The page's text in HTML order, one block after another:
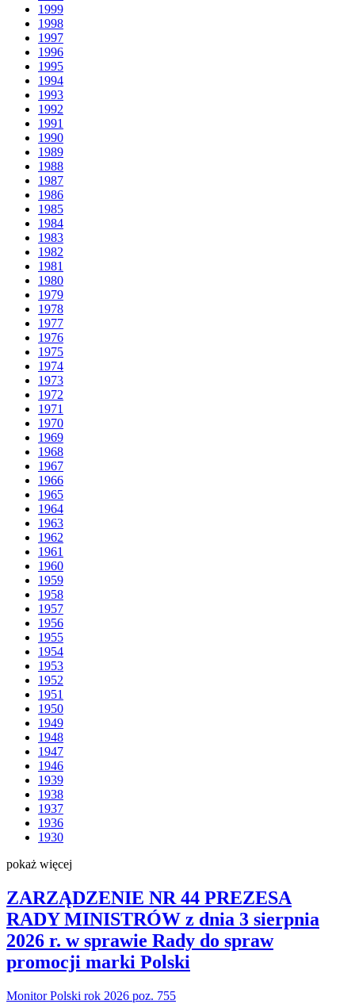
1999
1998
1997
1996
1995
1994
1993
1992
1991
1990
1989
1988
1987
1986
1985
1984
1983
1982
1981
1980
1979
1978
1977
1976
1975
1974
1973
1972
1971
1970
1969
1968
1967
1966
1965
1964
1963
1962
1961
1960
1959
1958
1957
1956
1955
1954
1953
1952
1951
1950
1949
1948
1947
1946
1939
1938
1937
1936
1930
pokaż więcej
ZARZĄDZENIE NR 44 PREZESA
RADY MINISTRÓW z dnia 3 sierpnia
2026 r. w sprawie Rady do spraw
promocji marki Polski
Monitor Polski rok 2026 poz. 755